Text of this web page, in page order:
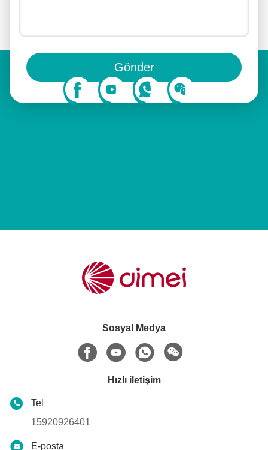
Gönder
Bizi sosyal medyada da takip edebilirsiniz.
Sosyal Medya
Hızlı iletişim
Tel
15920926401
E-posta